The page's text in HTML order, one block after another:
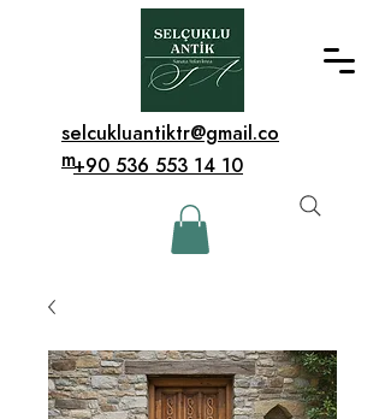
+90 536 553 14 10
selcukluantiktr@gmail.co
m